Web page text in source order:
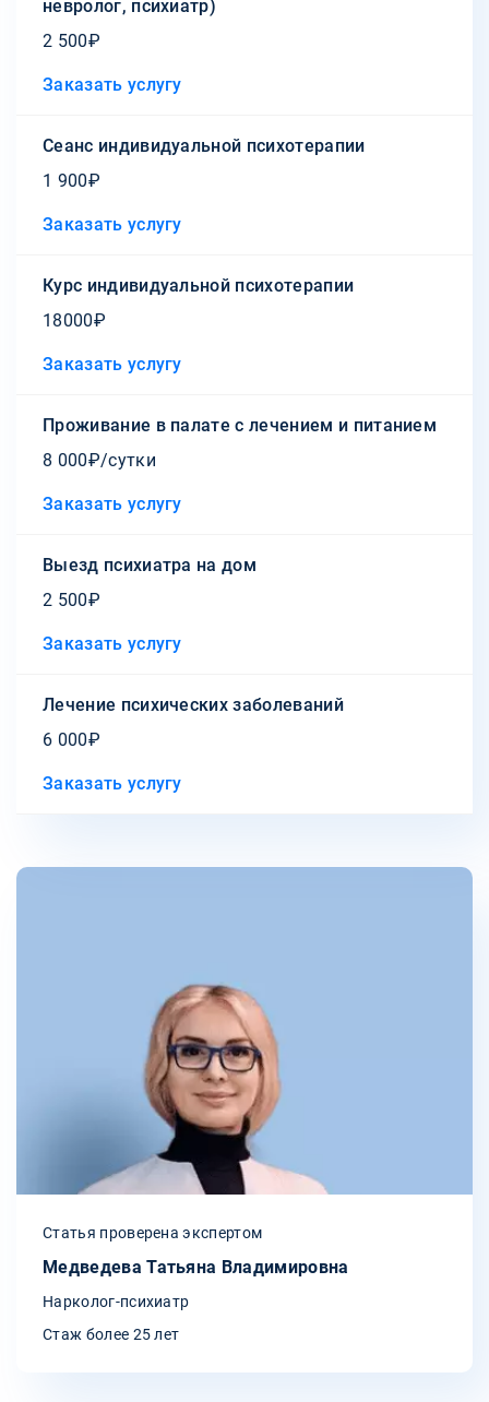
невролог, психиатр)
2 500₽
Заказать услугу
Сеанс индивидуальной психотерапии
1 900₽
Заказать услугу
Курс индивидуальной психотерапии
18000₽
Заказать услугу
Проживание в палате с лечением и питанием
8 000₽/сутки
Заказать услугу
Выезд психиатра на дом
2 500₽
Заказать услугу
Лечение психических заболеваний
6 000₽
Заказать услугу
Статья проверена экспертом
Медведева Татьяна Владимировна
Нарколог-психиатр
Стаж более 25 лет